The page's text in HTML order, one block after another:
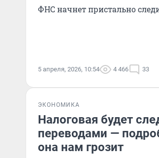
ФНС начнет пристально
5 апреля, 2026, 10:54 4 466 33
ЭКОНОМИКА
Налоговая будет
переводами —
она нам грозит